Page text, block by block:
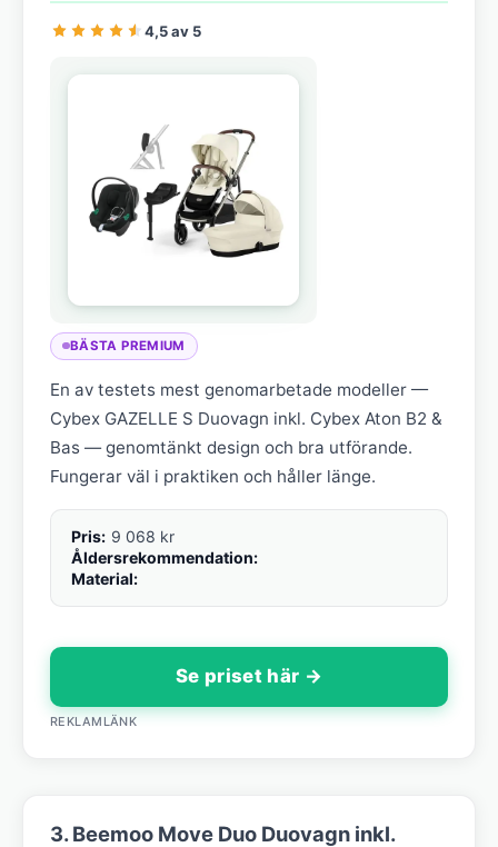
4,5 av 5
BÄSTA PREMIUM
En av testets mest genomarbetade modeller —
Cybex GAZELLE S Duovagn inkl. Cybex Aton B2 &
Bas — genomtänkt design och bra utförande.
Fungerar väl i praktiken och håller länge.
Pris: 9 068 kr
Åldersrekommendation:
Material:
Se priset här →
REKLAMLÄNK
3. Beemoo Move Duo Duovagn inkl.